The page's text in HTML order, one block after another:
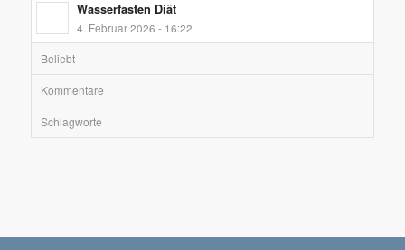
Wasserfasten Diät
4. Februar 2026 - 16:22
Beliebt
Kommentare
Schlagworte